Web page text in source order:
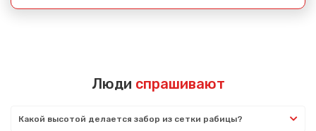
Люди спрашивают
Какой высотой делается забор из сетки рабицы?